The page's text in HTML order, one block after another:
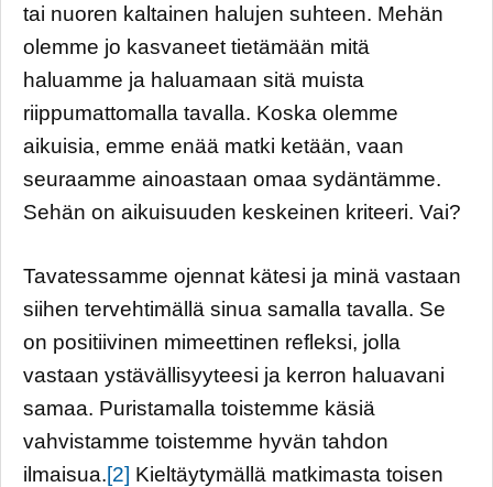
tai nuoren kaltainen halujen suhteen. Mehän
olemme jo kasvaneet tietämään mitä
haluamme ja haluamaan sitä muista
riippumattomalla tavalla. Koska olemme
aikuisia, emme enää matki ketään, vaan
seuraamme ainoastaan omaa sydäntämme.
Sehän on aikuisuuden keskeinen kriteeri. Vai?
Tavatessamme ojennat kätesi ja minä vastaan
siihen tervehtimällä sinua samalla tavalla. Se
on positiivinen mimeettinen refleksi, jolla
vastaan ystävällisyyteesi ja kerron haluavani
samaa. Puristamalla toistemme käsiä
vahvistamme toistemme hyvän tahdon
ilmaisua.[2] Kieltäytymällä matkimasta toisen